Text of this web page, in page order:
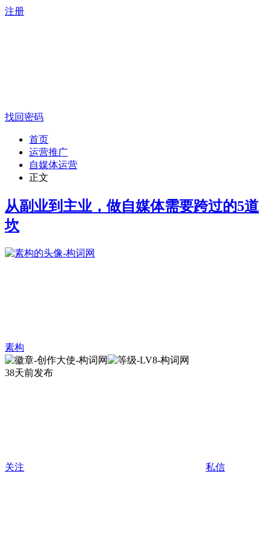
注册
找回密码
首页
运营推广
自媒体运营
正文
从副业到主业，做自媒体需要跨过的5道
坎
素构
38天前发布
关注 私信